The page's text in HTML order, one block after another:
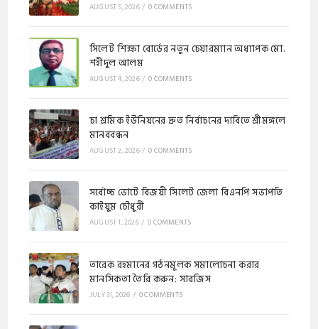
AUGUST 5, 2026/ 0 COMMENTS
সিলেট শিক্ষা বোর্ডের নতুন চেয়ারম্যান অধ্যাপক মো.
শহীদুল আলম
AUGUST 4, 2026/ 0 COMMENTS
চা শ্রমিক ইউনিয়নের দ্রুত নির্বাচনের দাবিতে শ্রীমঙ্গলে
মানববন্ধন
AUGUST 2, 2026/ 0 COMMENTS
সর্বোচ্চ ভোটে বিজয়ী সিলেট জেলা বিএনপি সভাপতি
কাইয়ুম চৌধুরী
AUGUST 1, 2026/ 0 COMMENTS
​​তারেক রহমানের গঠনমূলক সমালোচনা করার
মানসিকতা তৈরি করুন: সারজিস
JULY 31, 2026 / 0 COMMENTS